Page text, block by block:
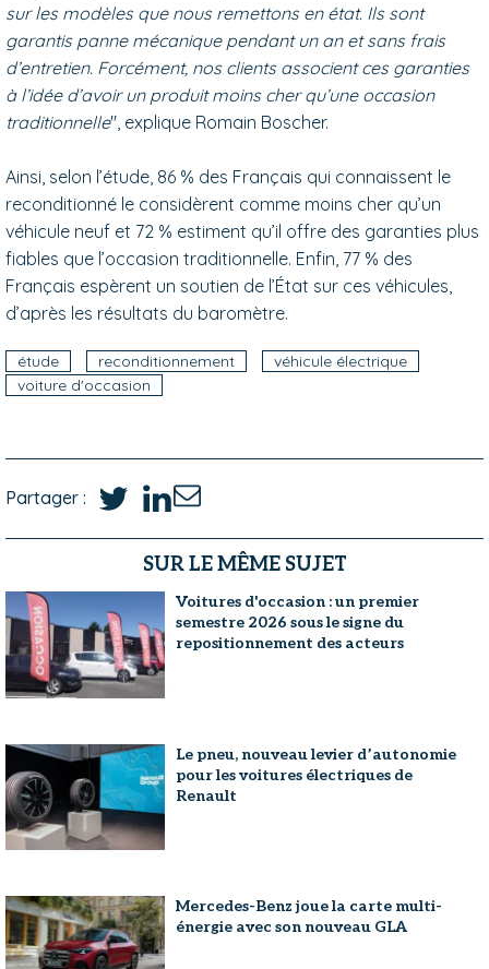
sur les modèles que nous remettons en état. Ils sont
garantis panne mécanique pendant un an et sans frais
d’entretien. Forcément, nos clients associent ces garanties
à l’idée d’avoir un produit moins cher qu’une occasion
traditionnelle", explique Romain Boscher.
Ainsi, selon l’étude, 86 % des Français qui connaissent le
reconditionné le considèrent comme moins cher qu’un
véhicule neuf et 72 % estiment qu’il offre des garanties plus
fiables que l’occasion traditionnelle. Enfin, 77 % des
Français espèrent un soutien de l’État sur ces véhicules,
d’après les résultats du baromètre.
étude reconditionnement
véhicule électrique
voiture d'occasion
Partager :
SUR LE MÊME SUJET
Voitures d'occasion : un premier
semestre 2026 sous le signe du
repositionnement des acteurs
Le pneu, nouveau levier d’autonomie
pour les voitures électriques de
Renault
Mercedes-Benz joue la carte multi-
énergie avec son nouveau GLA